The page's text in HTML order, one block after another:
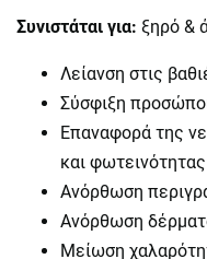
Συνιστάται για: ξηρό &
Λείανση στις
Σύσφιξη
Επαναφορά της
και φωτεινότητας
Ανόρθωση
Ανόρθωση
Μείωση